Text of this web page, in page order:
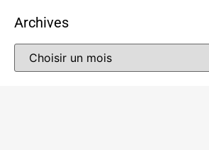
Archives